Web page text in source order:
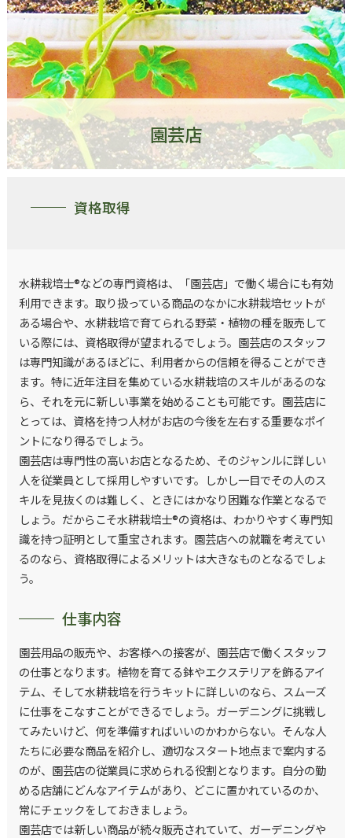
園芸店
資格取得
水耕栽培士®などの専門資格は、「園芸店」で働く場合にも有効
利用できます。取り扱っている商品のなかに水耕栽培セットが
ある場合や、水耕栽培で育てられる野菜・植物の種を販売して
いる際には、資格取得が望まれるでしょう。園芸店のスタッフ
は専門知識があるほどに、利用者からの信頼を得ることができ
ます。特に近年注目を集めている水耕栽培のスキルがあるのな
ら、それを元に新しい事業を始めることも可能です。園芸店に
とっては、資格を持つ人材がお店の今後を左右する重要なポイ
ントになり得るでしょう。
園芸店は専門性の高いお店となるため、そのジャンルに詳しい
人を従業員として採用しやすいです。しかし一目でその人のス
キルを見抜くのは難しく、ときにはかなり困難な作業となるで
しょう。だからこそ水耕栽培士®の資格は、わかりやすく専門知
識を持つ証明として重宝されます。園芸店への就職を考えてい
るのなら、資格取得によるメリットは大きなものとなるでしょ
う。
仕事内容
園芸用品の販売や、お客様への接客が、園芸店で働くスタッフ
の仕事となります。植物を育てる鉢やエクステリアを飾るアイ
テム、そして水耕栽培を行うキットに詳しいのなら、スムーズ
に仕事をこなすことができるでしょう。ガーデニングに挑戦し
てみたいけど、何を準備すればいいのかわからない。そんな人
たちに必要な商品を紹介し、適切なスタート地点まで案内する
のが、園芸店の従業員に求められる役割となります。自分の勤
める店舗にどんなアイテムがあり、どこに置かれているのか、
常にチェックをしておきましょう。
園芸店では新しい商品が続々販売されていて、ガーデニングや